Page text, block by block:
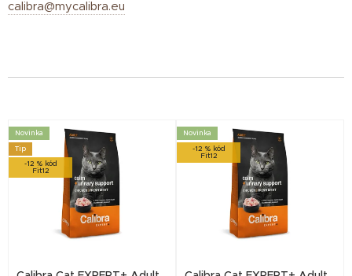
calibra@mycalibra.eu
V
ý
p
Novinka
Tip
-12 % kód
Fit12
Novinka
-12 % kód
Fit12